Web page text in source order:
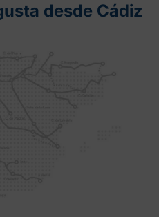
desde Cádiz